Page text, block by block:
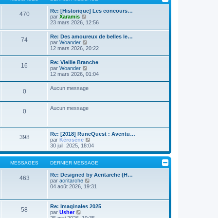
g
e
m
s
a
g
e
t
e
r
l
e
d
e
r
n
i
e
r
s
a
g
470
Re: [Historique] Les concours…
par Xaramis
o
u
l
t
e
r
l
e
d
e
r
i
e
e
s
s
a
g
e
23 mars 2026, 12:56
74
Re: Des amoureux de belles le…
par Woander
o
u
l
t
e
r
e
d
e
i
e
r
m
e
s
s
a
g
e
12 mars 2026, 20:22
16
Re: Vieille Branche
par Woander
o
u
t
e
e
d
e
r
n
i
e
m
e
s
s
g
e
12 mars 2026, 01:04
0 Aucun message
0 Aucun message
398
Re: [2018] RuneQuest : Aventu…
par Kérosène
o
n
s
u
l
t
r
d
e
r
30 juil. 2025, 18:04
MESSAGES DERNIER MESSAGE
463
Re: Designed by Acritarche (H…
par acritarche
o
u
l
t
04 août 2026, 19:31
58
Re: Imaginales 2025
par Usher